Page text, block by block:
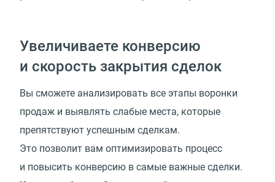
Увеличиваете конверсию
и скорость закрытия сделок
Вы сможете анализировать все этапы воронки
продаж и выявлять слабые места, которые
препятствуют успешным сделкам.
Это позволит вам оптимизировать процесс
и повысить конверсию в самые важные сделки.